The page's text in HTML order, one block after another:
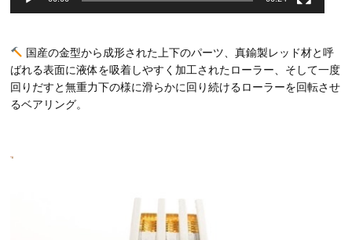
国産の金型から成形された上下のパーツ、真鍮製レッド材と呼
ばれる表面に液体を吸着しやすく加工されたローラー、そして一度
回りだすと無重力下の様に滑らかに回り続けるローラーを回転させ
るベアリング。